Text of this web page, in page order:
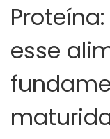
esse